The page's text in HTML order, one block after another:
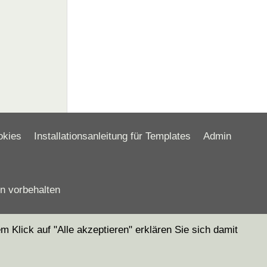
Installationsanleitung für Templates Admin
vorbehalten
Klick auf "Alle akzeptieren" erklären Sie sich damit